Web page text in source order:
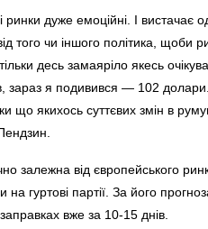
дуже емоційні. І вистачає
того чи іншого політика, щоби
десь замаяріло якесь
зараз я подивився — 102
якихось суттєвих змін в
залежна від європейського
на гуртові партії. За його
вже за 10-15 днів.